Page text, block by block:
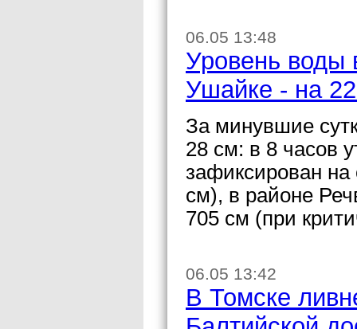
06.05 13:48
Уровень воды
Ушайке - на
За минувшие
28 см: в 8 часов
зафиксирован
см), в районе
705 см (при
06.05 13:42
В Томске